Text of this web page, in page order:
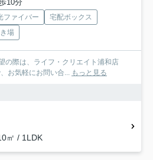
10分
ファイバー
宅配ボックス
場
の際は、ライフ・クリエイト浦和店
お気軽にお問い合... もっと見る
㎡ / 1LDK